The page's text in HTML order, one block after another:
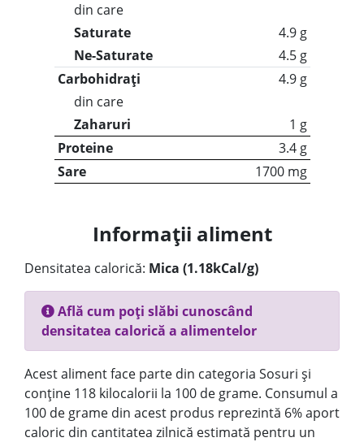
din care
Saturate
4.9 g
Ne-Saturate
4.5 g
Carbohidrați
4.9 g
din care
Zaharuri
1 g
Proteine
3.4 g
Sare
1700 mg
Informații aliment
Densitatea calorică: Mica (1.18kCal/g)
Află cum poți slăbi cunoscând
densitatea calorică a alimentelor
Acest aliment face parte din categoria Sosuri și
conține 118 kilocalorii la 100 de grame. Consumul a
100 de grame din acest produs reprezintă 6% aport
caloric din cantitatea zilnică estimată pentru un